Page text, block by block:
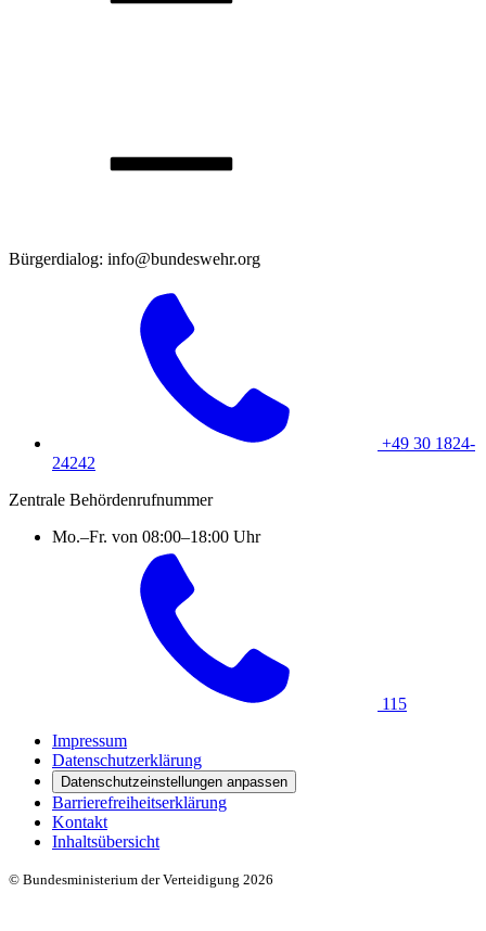
Bürgerdialog: info@bundeswehr.org
+49 30 1824-
24242
Zentrale Behördenrufnummer
Mo.–Fr. von 08:00–18:00 Uhr
115
Impressum
Datenschutzerklärung
Datenschutzeinstellungen anpassen
Barrierefreiheitserklärung
Kontakt
Inhaltsübersicht
© Bundesministerium der Verteidigung 2026